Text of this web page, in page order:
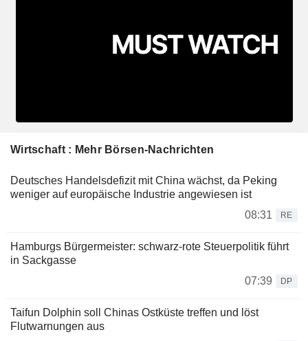
Wirtschaft : Mehr Börsen-Nachrichten
Deutsches Handelsdefizit mit China wächst, da Peking
weniger auf europäische Industrie angewiesen ist
08:31
RE
Hamburgs Bürgermeister: schwarz-rote Steuerpolitik führt
in Sackgasse
07:39
DP
Taifun Dolphin soll Chinas Ostküste treffen und löst
Flutwarnungen aus